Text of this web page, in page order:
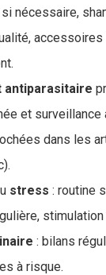
nécessaire,
accessoires
antiparasitaire
et
dans les
stress : routine
stimulation
: bilans
à risque.